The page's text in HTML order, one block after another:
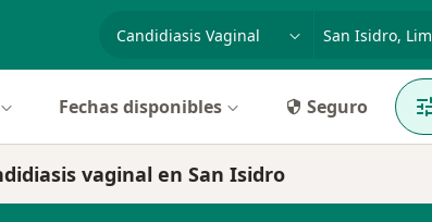
Fechas disponibles Seguro
vaginal en San Isidro